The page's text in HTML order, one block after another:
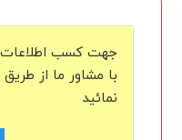
جهت کسب اطلاعات
با مشاور ما از
نمائید